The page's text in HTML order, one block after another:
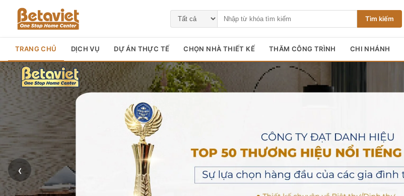
Tìm kiếm
TRANG CHỦ DỊCH VỤ DỰ ÁN THỰC TẾ CHỌN NHÀ THIẾT KẾ THĂM CÔNG TRÌNH CHI NHÁNH
‹